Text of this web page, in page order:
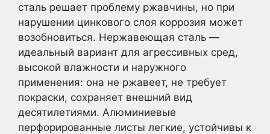
сталь решает проблему ржавчины, но при
нарушении цинкового слоя коррозия может
возобновиться. Нержавеющая сталь —
идеальный вариант для агрессивных сред,
высокой влажности и наружного
применения: она не ржавеет, не требует
покраски, сохраняет внешний вид
десятилетиями. Алюминиевые
перфорированные листы легкие, устойчивы к